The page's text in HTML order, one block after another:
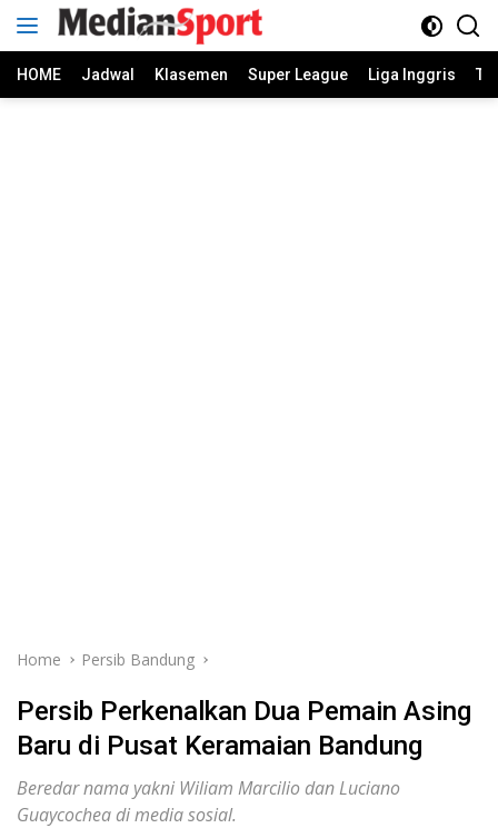
HOME Jadwal Klasemen Super League Liga Inggris
Home Persib Bandung
Persib Perkenalkan Dua Pemain Asing
Baru di Pusat Keramaian Bandung
Beredar nama yakni Wiliam Marcilio dan Luciano
Guaycochea di media sosial.